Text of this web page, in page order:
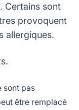
Certains sont
provoquent
allergiques.
sont pas
être remplacé